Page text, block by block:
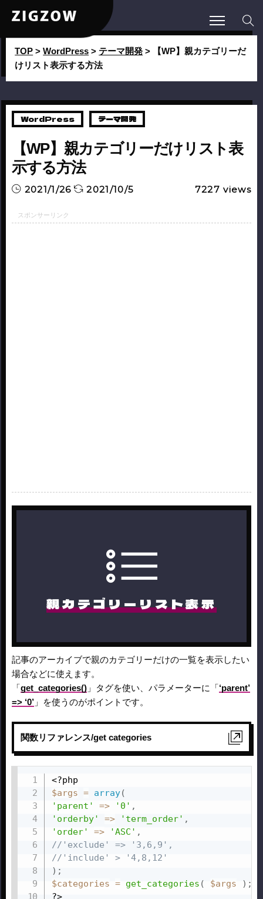
TOP >WordPress > テーマ開発 >
【WP】親カテゴリーだ
けリスト表示する方法
WordPress テーマ開発
【WP】親カテゴリーだけリスト表
示する方法
2021/1/26 2021/10/5 7227views
親カテゴリーリスト表示
記事のアーカイブで親のカテゴリーだけの一覧を表示したい
場合などに使えます。
「get_categories() 」タグを使い、パラメーターに「‘parent’
=> ‘0’ 」を使うのがポイントです。
関数リファレンス/get categories
<?php
$args = array(
'parent'
=> '0' ,
'orderby'
=> 'term_order' ,
'order'
=> 'ASC' ,
//'exclude' => '3,6,9',
//'include' > '4,8,12'
) ;
$categories = get_categories ( $args ) ;
?>